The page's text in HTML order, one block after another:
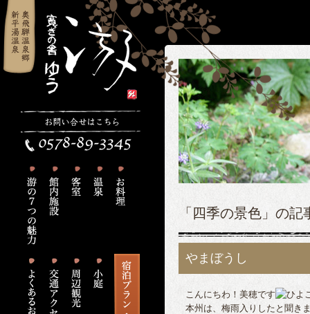
「四季の景色」の記
やまぼうし
こんにちわ！美穂です
本州は、梅雨入りしたと聞き